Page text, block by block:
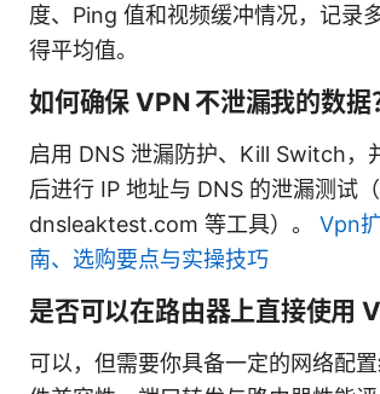
度、Ping 值和视频缓冲情况，记录
得平均值。
如何确保 VPN 不泄漏我的数据
启用 DNS 泄漏防护、Kill Switch，
后进行 IP 地址与 DNS 的泄漏测试
dnsleaktest.com 等工具）。 Vpn
南、选购要点与实操技巧
是否可以在路由器上直接使用
可以，但需要你具备一定的网络配